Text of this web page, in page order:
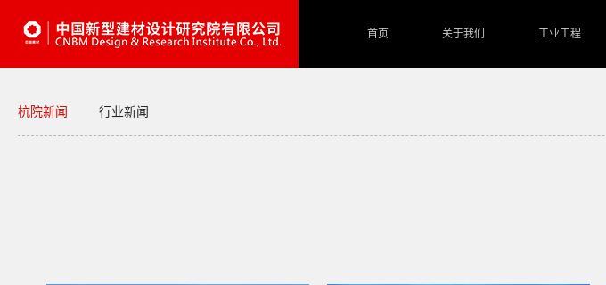
首页 关于我们 工业工程
杭院新闻 行业新闻